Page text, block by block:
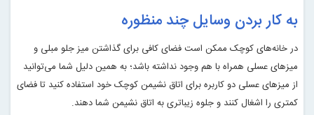
به کار بردن وسایل چند منظوره
در خانه‌های کوچک ممکن است فضای کافی برای گذاشتن میز جلو مبلی و
میزهای عسلی همراه با هم وجود نداشته باشد؛ به همین دلیل شما می‌توانید
از میزهای عسلی دو کاربره برای اتاق نشیمن کوچک خود استفاده کنید تا فضای
کمتری را اشغال کنند و جلوه زیباتری به اتاق نشیمن شما دهند.